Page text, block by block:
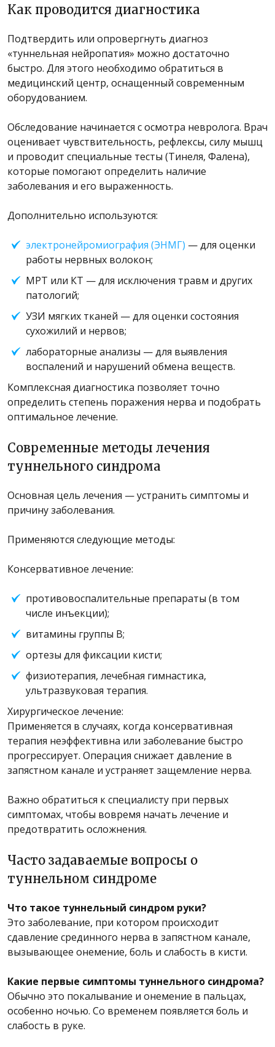
Как проводится диагностика
Подтвердить или опровергнуть диагноз
«туннельная нейропатия» можно достаточно
быстро. Для этого необходимо обратиться в
медицинский центр, оснащенный современным
оборудованием.
Обследование начинается с осмотра невролога. Врач
оценивает чувствительность, рефлексы, силу мышц
и проводит специальные тесты (Тинеля, Фалена),
которые помогают определить наличие
заболевания и его выраженность.
Дополнительно используются:
электронейромиография (ЭНМГ) — для оценки
работы нервных волокон;
МРТ или КТ — для исключения травм и других
патологий;
УЗИ мягких тканей — для оценки состояния
сухожилий и нервов;
лабораторные анализы — для выявления
воспалений и нарушений обмена веществ.
Комплексная диагностика позволяет точно
определить степень поражения нерва и подобрать
оптимальное лечение.
Современные методы лечения
туннельного синдрома
Основная цель лечения — устранить симптомы и
причину заболевания.
Применяются следующие методы:
Консервативное лечение:
противовоспалительные препараты (в том
числе инъекции);
витамины группы B;
ортезы для фиксации кисти;
физиотерапия, лечебная гимнастика,
ультразвуковая терапия.
Хирургическое лечение:
Применяется в случаях, когда консервативная
терапия неэффективна или заболевание быстро
прогрессирует. Операция снижает давление в
запястном канале и устраняет защемление нерва.
Важно обратиться к специалисту при первых
симптомах, чтобы вовремя начать лечение и
предотвратить осложнения.
Часто задаваемые вопросы о
туннельном синдроме
Что такое туннельный синдром руки?
Это заболевание, при котором происходит
сдавление срединного нерва в запястном канале,
вызывающее онемение, боль и слабость в кисти.
Какие первые симптомы туннельного синдрома?
Обычно это покалывание и онемение в пальцах,
особенно ночью. Со временем появляется боль и
слабость в руке.